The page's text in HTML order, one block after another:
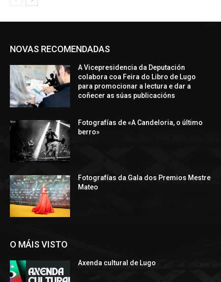
NOVAS RECOMENDADAS
A Vicepresidencia da Deputación
colabora coa Feira do Libro de Lugo
para promocionar a lectura e dar a
coñecer as súas publicacións
Fotografías de «A Candeloria, o último
berro»
Fotografías da Gala dos Premios Mestre
Mateo
O MÁIS VISTO
Axenda cultural de Lugo